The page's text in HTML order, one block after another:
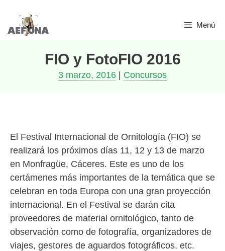
Saltar
Menú
FIO y FotoFIO 2016
3 marzo, 2016 Concursos
El Festival Internacional de Ornitología (FIO) se
realizará los próximos días 11, 12 y 13 de marzo
en Monfragüe, Cáceres. Este es uno de los
certámenes más importantes de la temática que se
celebran en toda Europa con una gran proyección
internacional. En el Festival se darán cita
proveedores de material ornitológico, tanto de
observación como de fotografía, organizadores de
viajes, gestores de aguardos fotográficos, etc.